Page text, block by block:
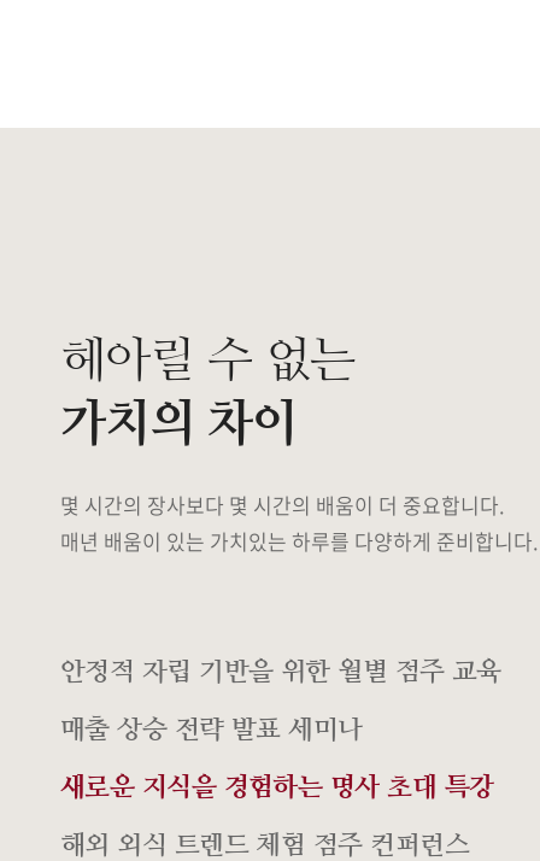
헤아릴 수 없는
가치의 차이
몇 시간의 장사보다 몇 시간의 배움이 더 중요합니다.
매년 배움이 있는 가치있는 하루를 다양하게 준비합니다.
안정적 자립 기반을 위한 월별 점주 교육
매출 상승 전략 발표 세미나
새로운 지식을 경험하는 명사 초대 특강
해외 외식 트렌드 체험 점주 컨퍼런스